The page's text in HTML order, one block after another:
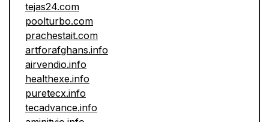
tejas24.com
poolturbo.com
prachestait.com
artforafghans.info
airvendio.info
healthexe.info
puretecx.info
tecadvance.info